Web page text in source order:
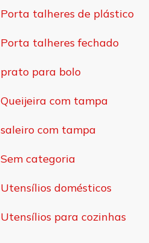
Porta talheres de plástico
Porta talheres fechado
prato para bolo
Queijeira com tampa
saleiro com tampa
Sem categoria
Utensílios domésticos
Utensílios para cozinhas